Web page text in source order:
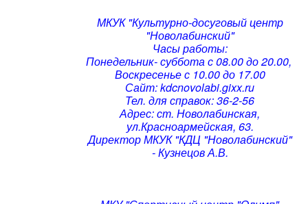
МКУК "Культурно-досуговый центр
"Новолабинский"
Часы работы:
Понедельник- суббота с 08.00 до 20.00,
Воскресенье с 10.00 до 17.00
Сайт: kdcnovolabi.gixx.ru
Тел. для справок: 36-2-56
Адрес: ст. Новолабинская,
ул.Красноармейская, 63.
Директор МКУК "КДЦ "Новолабинский"
- Кузнецов А.В.